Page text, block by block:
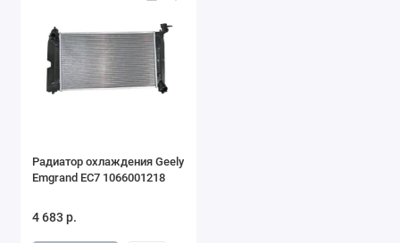
Emgrand New 2024-
Радиатор охлаждения Geely
Emgrand EC7 1066001218
4 683 р.